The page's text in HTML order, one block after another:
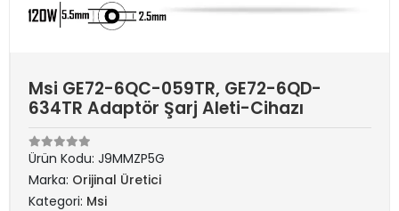
Msi GE72-6QC-059TR, GE72-6QD-
634TR Adaptör Şarj Aleti-Cihazı
Ürün Kodu: J9MMZP5G
Marka: Orijinal Üretici
Kategori: Msi